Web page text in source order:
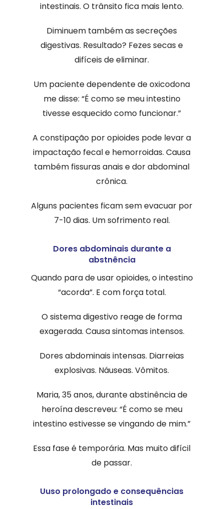
intestinais. O trânsito fica mais lento.
Diminuem também as secreções
digestivas. Resultado? Fezes secas e
difíceis de eliminar.
Um paciente dependente de oxicodona
me disse: “É como se meu intestino
tivesse esquecido como funcionar.”
A constipação por opioides pode levar a
impactação fecal e hemorroidas. Causa
também fissuras anais e dor abdominal
crônica.
Alguns pacientes ficam sem evacuar por
7-10 dias. Um sofrimento real.
Dores abdominais durante a
abstnência
Quando para de usar opioides, o intestino
“acorda”. E com força total.
O sistema digestivo reage de forma
exagerada. Causa sintomas intensos.
Dores abdominais intensas. Diarreias
explosivas. Náuseas. Vômitos.
Maria, 35 anos, durante abstinência de
heroína descreveu: “É como se meu
intestino estivesse se vingando de mim.”
Essa fase é temporária. Mas muito difícil
de passar.
Uuso prolongado e consequências
intestinais